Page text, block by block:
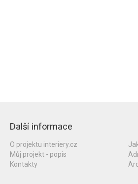
Další informace
O projektu interiery.cz
Můj projekt - popis
Kontakty